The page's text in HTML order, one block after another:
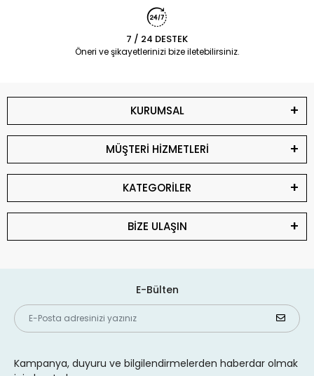
7 / 24 DESTEK
Öneri ve şikayetlerinizi bize iletebilirsiniz.
KURUMSAL
MÜŞTERİ HİZMETLERİ
KATEGORİLER
BİZE ULAŞIN
E-Bülten
Kampanya, duyuru ve bilgilendirmelerden haberdar olmak